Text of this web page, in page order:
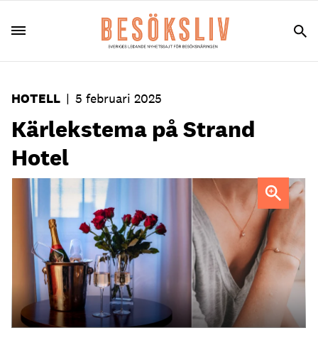
HOTELL | 5 februari 2025
Kärlekstema på Strand
Hotel
FOTO: Thomas Bäckman